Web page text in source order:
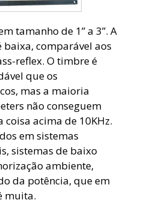
tamanho de 1” a 3”. A
baixa, comparável aos
reflex. O timbre é
que os
mas a maioria
não conseguem
acima de 10KHz.
em sistemas
sistemas de baixo
ambiente,
da potência, que em
muita.